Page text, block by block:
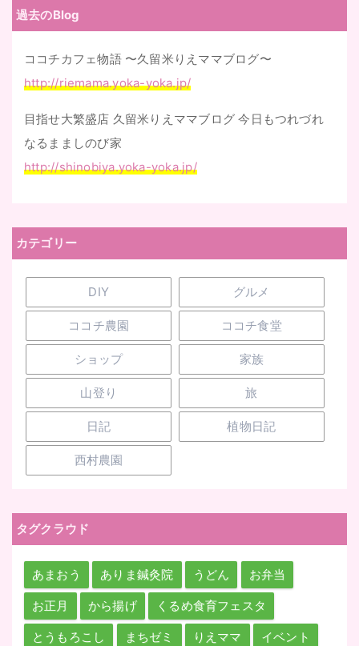
過去のBlog
ココチカフェ物語 〜久留米りえママブログ〜
http://riemama.yoka-yoka.jp/
目指せ大繁盛店 久留米りえママブログ 今日もつれづれ
なるまましのび家
http://shinobiya.yoka-yoka.jp/
カテゴリー
DIY グルメ
ココチ農園 ココチ食堂
ショップ 家族
山登り 旅
日記 植物日記
西村農園
タグクラウド
あまおう ありま鍼灸院 うどん お弁当
お正月 から揚げ くるめ食育フェスタ
とうもろこし まちゼミ りえママ イベント